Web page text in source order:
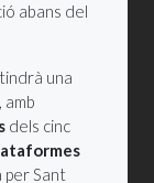
abans del
una
dels cinc
per Sant